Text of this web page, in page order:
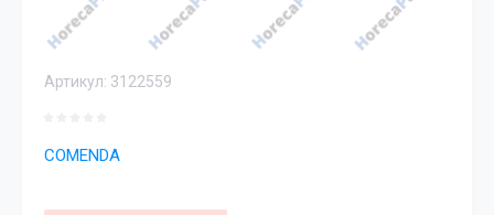
Артикул: 3122559
COMENDA